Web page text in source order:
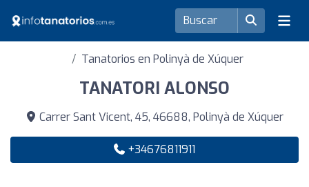
Tanatorios en Polinyà de Xúquer
TANATORI ALONSO
Carrer Sant Vicent, 45, 46688, Polinyà de Xúquer
+34676811911